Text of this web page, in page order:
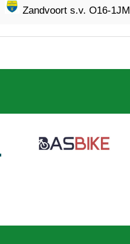
Zandvoort s.v. O16-1JM